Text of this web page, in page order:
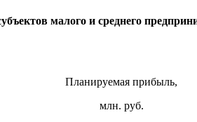
малого и среднего
Планируемая прибыль,
млн. руб.